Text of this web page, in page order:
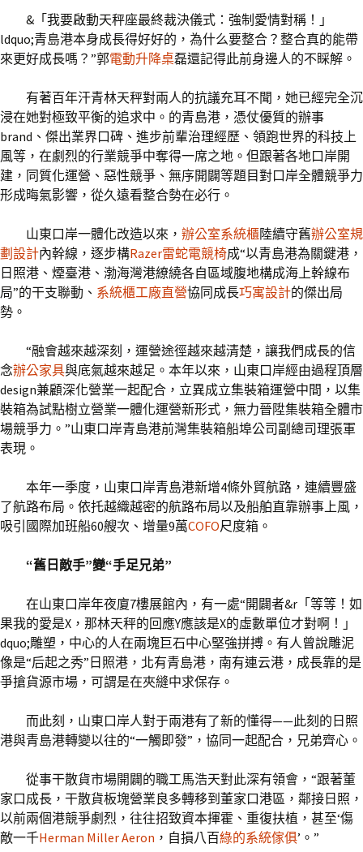
&「我要啟動天秤座最終裁決儀式：強制愛情對稱！」
ldquo;青島港本身成長得好好的，為什么要整合？整合真的能帶
來更好成長嗎？”郭電動升降桌磊還記得此前身邊人的不睬解。
有著百年汗青林天秤對兩人的抗議充耳不聞，她已經完全沉
浸在她對極致平衡的追求中。的青島港，憑仗優質的辦事
brand、傑出業界口碑、進步前輩治理經歷、領跑世界的科技上
風等，在劇烈的行業競爭中奪得一席之地。但跟著各地口岸開
建，同質化運營、惡性競爭、無序開闢等題目對口岸全體競爭力
形成晦氣影響，從久遠看整合勢在必行。
山東口岸一體化改造以來， 辦公室系統櫃陸續守舊辦公室規
劃設計內幹線，逐步構Razer雷蛇電競椅成“以青島港為關鍵港，
日照港、煙臺港、渤海灣港繚繞各自區域腹地構成海上幹線布
局”的干支聯動、 系統櫃工廠直營協同成長巧寓設計的傑出局
勢。
“融會越來越深刻，運營途徑越來越清楚，讓我們成長的信
念辦公家具與底氣越來越足。本年以來，山東口岸經由過程頂層
design兼顧深化營業一起配合，立異成立集裝箱運營中間，以集
裝箱為試點樹立營業一體化運營新形式，無力晉陞集裝箱全體市
場競爭力。”山東口岸青島港前灣集裝箱船埠公司副總司理張軍
表現。
本年一季度，山東口岸青島港新增4條外貿航路，連續豐盛
了航路布局。依托越織越密的航路布局以及船舶直靠辦事上風，
吸引國際加班船60艘次、增量9萬COFO尺度箱。
“舊日敵手”變“手足兄弟”
在山東口岸年夜廈7樓展館內，有一處“開闢者&r「等等！如
果我的愛是X，那林天秤的回應Y應該是X的虛數單位才對啊！」
dquo;雕塑，中心的人在兩塊巨石中心堅強拼搏。有人曾說雕泥
像是“后起之秀”日照港，北有青島港，南有連云港，成長靠的是
爭搶貨源市場，可謂是在夾縫中求保存。
而此刻，山東口岸人對于兩港有了新的懂得——此刻的日照
港與青島港轉變以往的“一觸即發”，協同一起配合，兄弟齊心。
從事干散貨市場開闢的職工馬浩天對此深有領會，“跟著董
家口成長，干散貨板塊營業良多轉移到董家口港區，鄰接日照，
以前兩個港競爭劇烈，往往招致資本揮霍、重復扶植，甚至‘傷
敵一千Herman Miller Aeron ，自損八百綠的系統傢俱’。”